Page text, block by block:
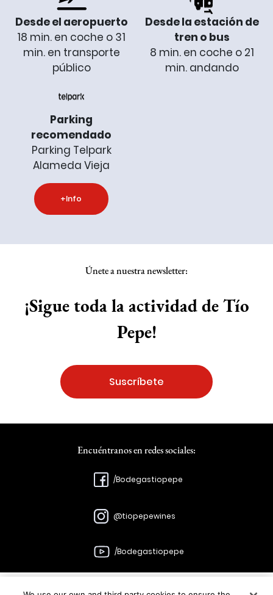
Desde el aeropuerto
18 min. en coche o 31
min. en transporte
público
Desde la estación de
tren o bus
8 min. en coche o 21
min. andando
Parking
recomendado
Parking Telpark
Alameda Vieja
+Info
Únete a nuestra newsletter:
Suscríbete
¡Sigue toda la actividad de Tío
Pepe!
Encuéntranos en redes sociales:
/Bodegastiopepe
@tiopepewines
/Bodegastiopepe